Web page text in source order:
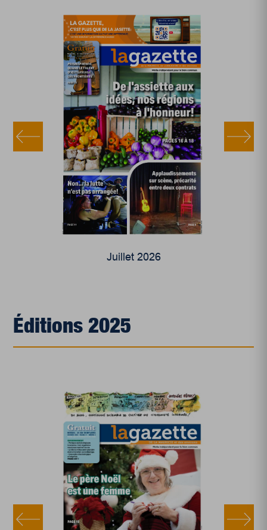
Juillet 2026
Éditions 2025